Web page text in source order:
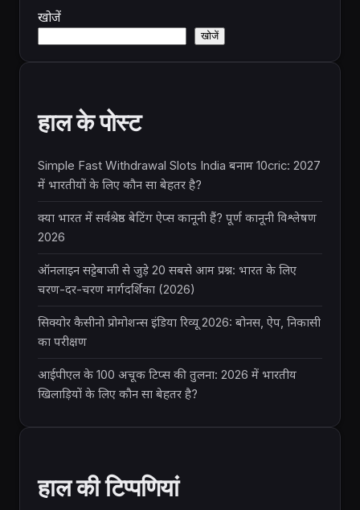
खोजें
खोजें
हाल के पोस्ट
Simple Fast Withdrawal Slots India बनाम 10cric: 2027
में भारतीयों के लिए कौन सा बेहतर है?
क्या भारत में सर्वश्रेष्ठ बेटिंग ऐप्स कानूनी हैं? पूर्ण कानूनी विश्लेषण
2026
ऑनलाइन सट्टेबाजी से जुड़े 20 सबसे आम प्रश्न: भारत के लिए
चरण-दर-चरण मार्गदर्शिका (2026)
सिक्योर कैसीनो प्रोमोशन्स इंडिया रिव्यू 2026: बोनस, ऐप, निकासी
का परीक्षण
आईपीएल के 100 अचूक टिप्स की तुलना: 2026 में भारतीय
खिलाड़ियों के लिए कौन सा बेहतर है?
हाल की टिप्पणियां